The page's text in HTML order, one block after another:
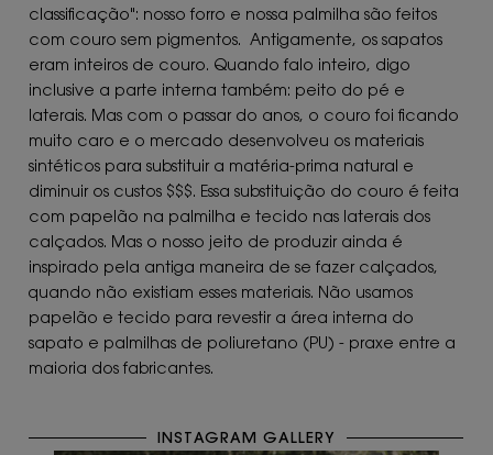
classificação": nosso forro e nossa palmilha são feitos
com couro sem pigmentos. Antigamente, os sapatos
eram inteiros de couro. Quando falo inteiro, digo
inclusive a parte interna também: peito do pé e
laterais. Mas com o passar do anos, o couro foi ficando
muito caro e o mercado desenvolveu os materiais
sintéticos para substituir a matéria-prima natural e
diminuir os custos $$$. Essa substituição do couro é feita
com papelão na palmilha e tecido nas laterais dos
calçados. Mas o nosso jeito de produzir ainda é
inspirado pela antiga maneira de se fazer calçados,
quando não existiam esses materiais. Não usamos
papelão e tecido para revestir a área interna do
sapato e palmilhas de poliuretano (PU) - praxe entre a
maioria dos fabricantes.
INSTAGRAM GALLERY